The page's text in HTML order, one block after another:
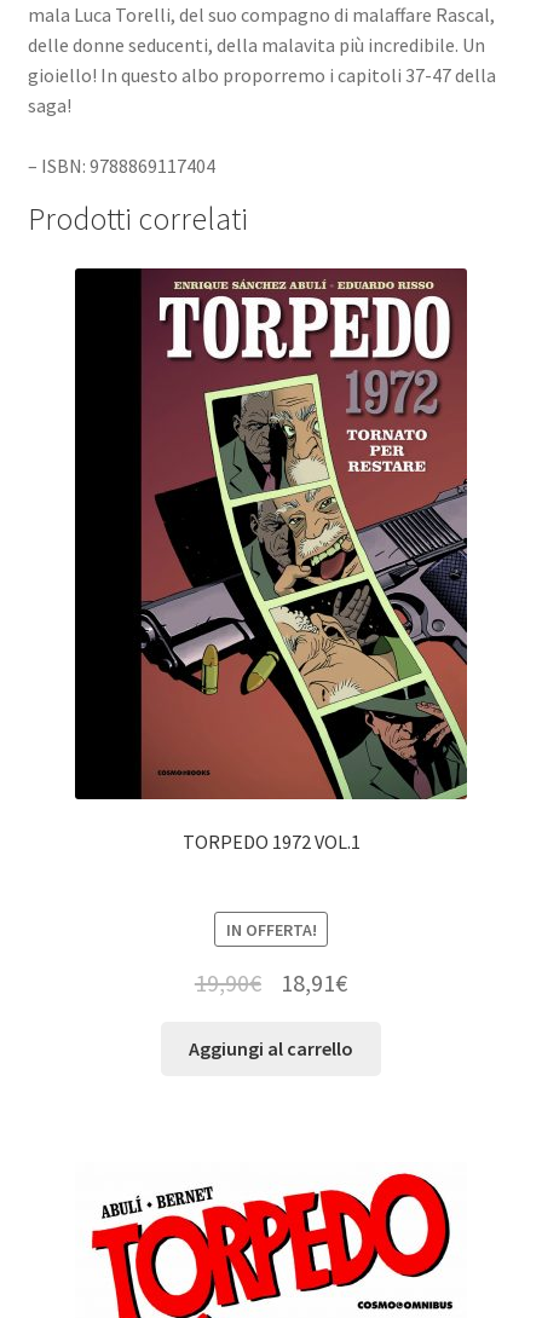
mala Luca Torelli, del suo compagno di malaffare Rascal,
delle donne seducenti, della malavita più incredibile. Un
gioiello! In questo albo proporremo i capitoli 37-47 della
saga!
– ISBN: 9788869117404
Prodotti correlati
TORPEDO 1972 VOL.1
IN OFFERTA!
19,90€ 18,91€
Aggiungi al carrello